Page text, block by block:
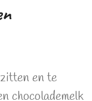
en te
chocolademelk